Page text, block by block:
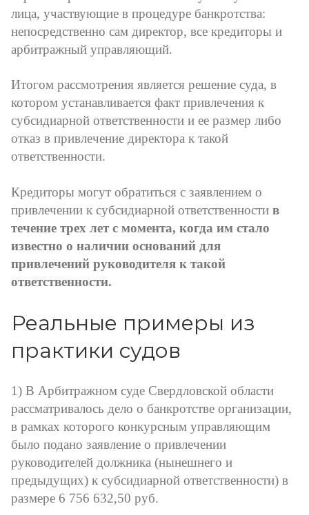
лица, участвующие в процедуре банкротства:
непосредственно сам директор, все кредиторы и
арбитражный управляющий.
Итогом рассмотрения является решение суда, в
котором устанавливается факт привлечения к
субсидиарной ответственности и ее размер либо
отказ в привлечение директора к такой
ответственности.
Кредиторы могут обратиться с заявлением о
привлечении к субсидиарной ответственности в
течение трех лет с момента, когда им стало
известно о наличии оснований для
привлечений руководителя к такой
ответственности.
Реальные примеры из
практики судов
1) В Арбитражном суде Свердловской области
рассматривалось дело о банкротстве организации,
в рамках которого конкурсным управляющим
было подано заявление о привлечении
руководителей должника (нынешнего и
предыдущих) к субсидиарной ответственности) в
размере 6 756 632,50 руб.